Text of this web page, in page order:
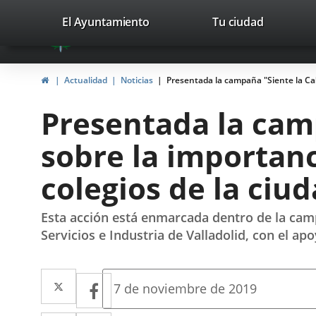
Portal
Web
del
Valladolid
avaTop
valladolid.es
El Ayuntamiento Tu ciudad
HomeActualidad Noticias Presentada la campaña "Siente la
Presentada la
sobre la
colegios de la
Esta acción está enmarcada dentro de la
Servicios e Industria de Valladolid, con el
Twitter
Enlace
a
Facebook
Enlace
a
Fecha
7 de noviembre de 2019